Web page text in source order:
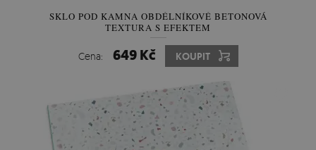
SKLO POD KAMNA OBDÉLNÍKOVÉ BETONOVÁ
TEXTURA S EFEKTEM
Cena: 649 Kč KOUPIT